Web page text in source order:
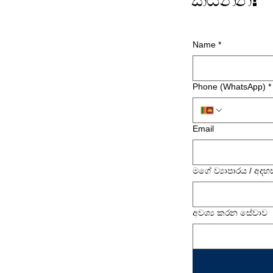
Name *
Phone (WhatsApp) *
Email
මගේ ව්‍යාපාරය /
අවශ්‍ය කරන සේවාව